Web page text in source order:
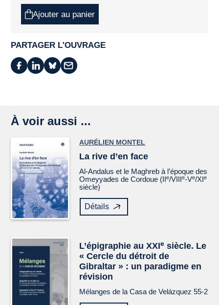
Ajouter au panier
PARTAGER L'OUVRAGE
À voir aussi ...
AURÉLIEN MONTEL
La rive d’en face
Al-Andalus et le Maghreb à l’époque des
Omeyyades de Cordoue (IIe/VIIIe-Ve/XIe
siècle)
Détails
L’épigraphie au XXIe siècle. Le
« Cercle du détroit de
Gibraltar » : un paradigme en
révision
Mélanges de la Casa de Velázquez 55-2